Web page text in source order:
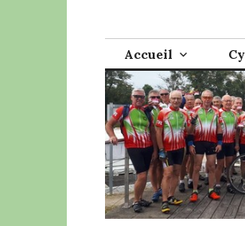
contenu
principal
Cyclo
Accueil